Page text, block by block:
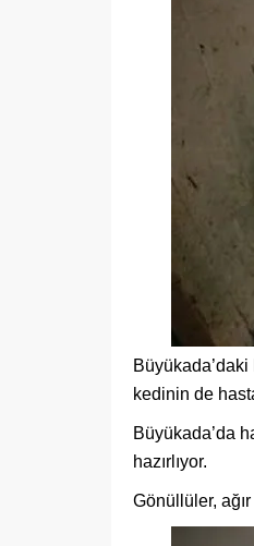
kedinin de
Büyükada’da
hazırlıyor.
Gönüllüler,